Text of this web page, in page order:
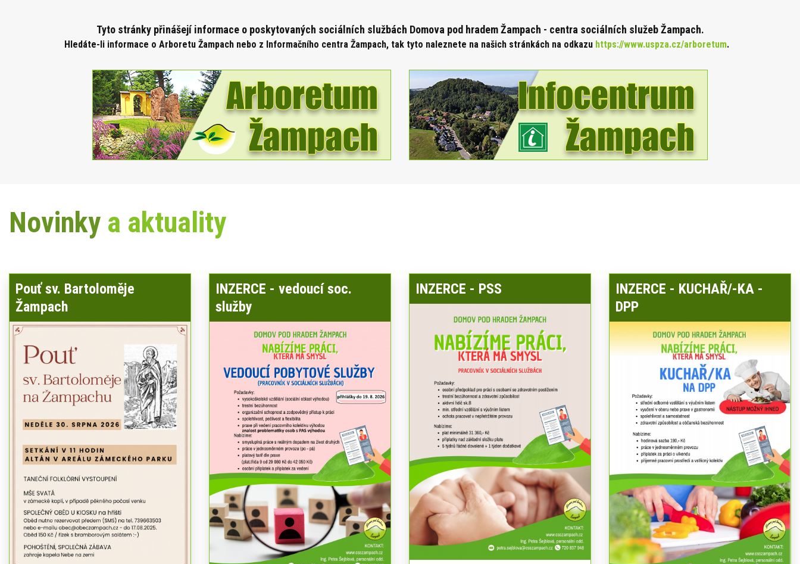
Tyto stránky přinášejí informace o poskytovaných sociálních službách Domova pod hradem Žampach - centra sociálních služeb Žampach.
Hledáte-li informace o Arboretu Žampach nebo z Informačního centra Žampach, tak tyto naleznete na našich stránkách na odkazu https://www.uspza.cz/arboretum.
Novinky a aktuality
Pouť sv. Bartoloměje
Žampach
INZERCE - vedoucí soc.
služby
INZERCE - PSS
INZERCE - KUCHAŘ/-KA -
DPP